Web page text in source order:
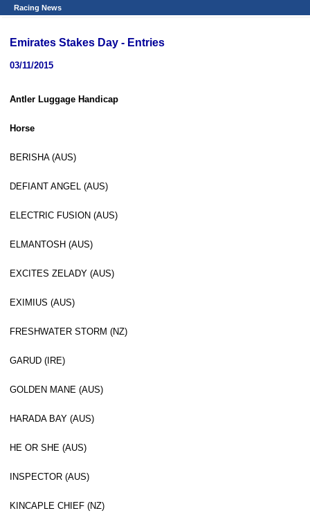
Racing News
Emirates Stakes Day - Entries
03/11/2015
Antler Luggage Handicap
Horse
BERISHA (AUS)
DEFIANT ANGEL (AUS)
ELECTRIC FUSION (AUS)
ELMANTOSH (AUS)
EXCITES ZELADY (AUS)
EXIMIUS (AUS)
FRESHWATER STORM (NZ)
GARUD (IRE)
GOLDEN MANE (AUS)
HARADA BAY (AUS)
HE OR SHE (AUS)
INSPECTOR (AUS)
KINCAPLE CHIEF (NZ)